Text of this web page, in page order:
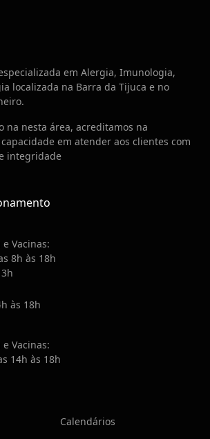
em Alergia, Imunologia,
localizada na Barra da Tijuca e no
na nesta área, acreditamos na
em atender aos clientes com
integridade
Vacinas:
8h às 18h
às 18h
Vacinas:
14h às 18h
Calendários